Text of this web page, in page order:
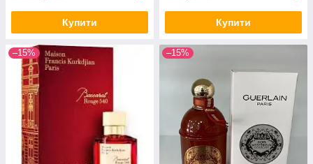
Купити Купити
–15% –15%